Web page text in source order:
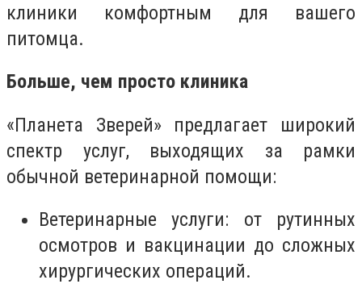
клиники комфортным для вашего
питомца.
Больше, чем просто клиника
«Планета Зверей» предлагает широкий
спектр услуг, выходящих за рамки
обычной ветеринарной помощи:
Ветеринарные услуги: от рутинных
осмотров и вакцинации до сложных
хирургических операций.